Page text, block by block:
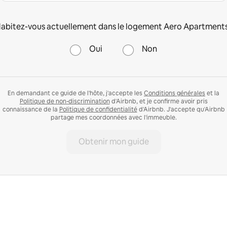
vous actuellement dans le logement Aero
Oui Non
En demandant ce guide de l'hôte, j'accepte les Conditions générales et la
Politique de non-discrimination d'Airbnb, et je confirme avoir pris
connaissance de la Politique de confidentialitéd'Airbnb. J'accepte qu'Airbnb
partage mes coordonnées avec l'immeuble.
Obtenir mon guide